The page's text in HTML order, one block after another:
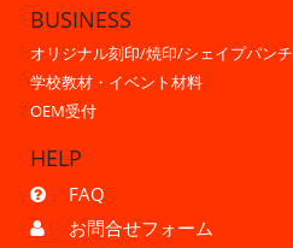
BUSINESS
オリジナル刻印/焼印/シェイプパンチ
学校教材・イベント材料
OEM受付
HELP
FAQ
お問合せフォーム